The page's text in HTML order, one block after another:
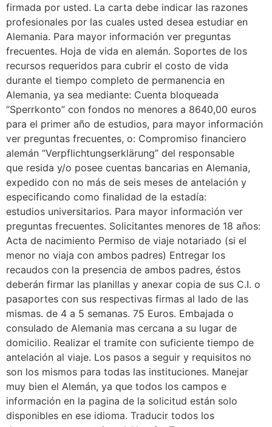
firmada por usted. La carta debe indicar las razones
profesionales por las cuales usted desea estudiar en
Alemania. Para mayor información ver preguntas
frecuentes. Hoja de vida en alemán. Soportes de los
recursos requeridos para cubrir el costo de vida
durante el tiempo completo de permanencia en
Alemania, ya sea mediante: Cuenta bloqueada
“Sperrkonto” con fondos no menores a 8640,00 euros
para el primer año de estudios, para mayor información
ver preguntas frecuentes, o: Compromiso financiero
alemán “Verpflichtungserklärung” del responsable
que resida y/o posee cuentas bancarias en Alemania,
expedido con no más de seis meses de antelación y
especificando como finalidad de la estadía:
estudios universitarios. Para mayor información ver
preguntas frecuentes. Solicitantes menores de 18 años:
Acta de nacimiento Permiso de viaje notariado (si el
menor no viaja con ambos padres) Entregar los
recaudos con la presencia de ambos padres, éstos
deberán firmar las planillas y anexar copia de sus C.I. o
pasaportes con sus respectivas firmas al lado de las
mismas. de 4 a 5 semanas. 75 Euros. Embajada o
consulado de Alemania mas cercana a su lugar de
domicilio. Realizar el tramite con suficiente tiempo de
antelación al viaje. Los pasos a seguir y requisitos no
son los mismos para todas las instituciones. Manejar
muy bien el Alemán, ya que todos los campos e
información en la pagina de la solicitud están solo
disponibles en ese idioma. Traducir todos los